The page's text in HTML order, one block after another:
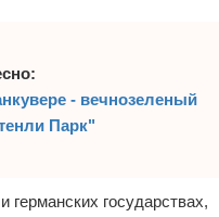
- вечнозеленый
Парк"
германских государствах,